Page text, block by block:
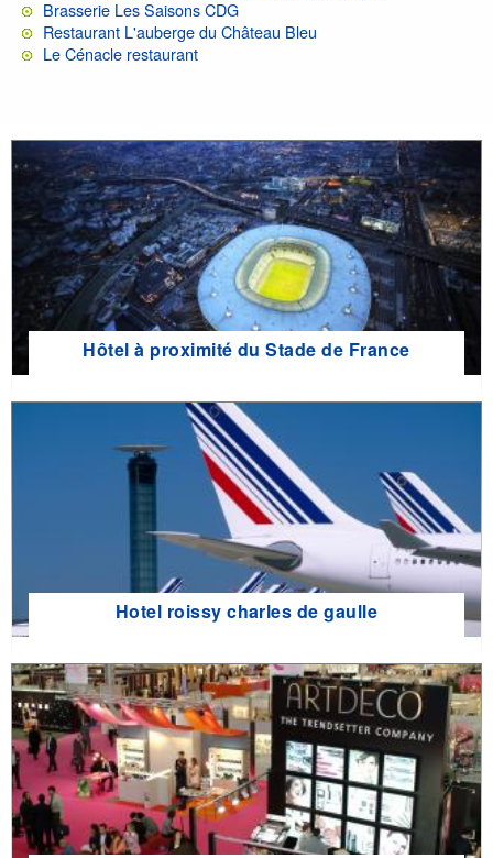
Brasserie Les Saisons CDG
Restaurant L'auberge du Château Bleu
Le Cénacle restaurant
Hôtel à proximité du Stade de France
Hotel roissy charles de gaulle